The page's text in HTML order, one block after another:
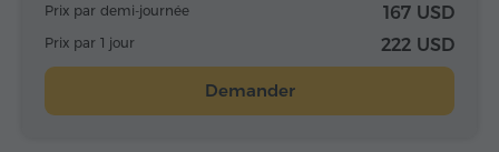
Prix par demi-journée 167 USD
Prix par 1 jour 222 USD
Demander